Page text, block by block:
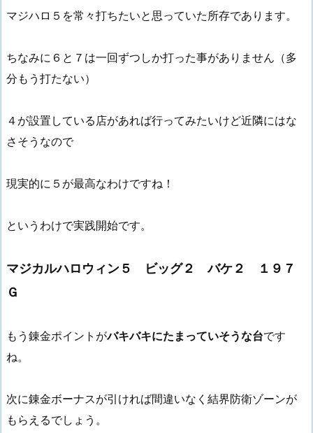
マジハロ５を常々打ちたいと思っていた所存であります。
ちなみに６と７は一回ずつしか打った事がありません（多
分もう打たない）
４が設置している店があれば行ってみたいけど近隣にはな
さそうなので
現実的に５が最高なわけですね！
というわけで実践開始です。
マジカルハロウィン５ ビッグ２ バケ２ １９７
Ｇ
もう錬金ポイントがバキバキにたまっていそうな台です
ね。
次に錬金ボーナスが引ければ間違いなく結界防衛ゾーンが
もらえるでしょう。